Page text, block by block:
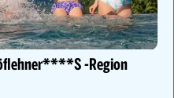
-Region